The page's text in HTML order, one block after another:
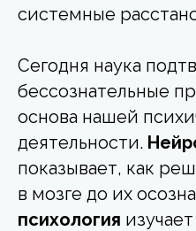
системные
Сегодня наука
бессознательные
основа нашей
деятельности.
показывает, как
в мозге до их
психология